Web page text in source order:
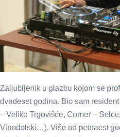
Zaljubljenik u glazbu kojom se
dvadeset godina. Bio sam
– Veliko Trgovišće, Corner –
Vinodolski…). Više od petnaest